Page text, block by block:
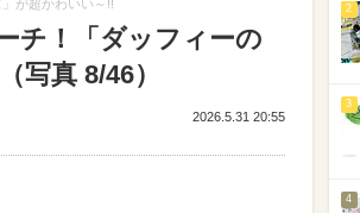
が超かわいい～!!
チ！「ダッフィーの
写真 8/46）
2026.5.31 20:55
2
3
4